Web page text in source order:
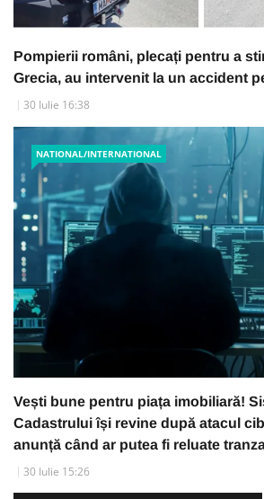
Pompierii români, plecați pentru a
Grecia, au intervenit la un accident
30 Iulie 16:38
NATIONAL/INTERNATIONAL
Vești bune pentru piața imobiliară!
Cadastrului își revine după atacul
anunță când ar putea fi reluate
30 Iulie 15:26